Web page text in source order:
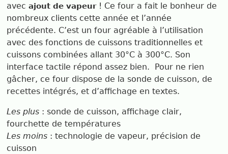
avecajout de vapeur ! Ce four a fait le bonheur de
nombreux clients cette année et l’année
précédente. C’est un four agréable à l’utilisation
avec des fonctions de cuissons traditionnelles et
cuissons combinées allant 30°C à 300°C. Son
interface tactile répond assez bien.
Pour ne rien
gâcher, ce four dispose de la sonde de cuisson, de
recettes intégrés, et d’affichage en textes.
Les plus : sonde de cuisson, affichage clair,
fourchette de températures
Les moins : technologie de vapeur, précision de
cuisson